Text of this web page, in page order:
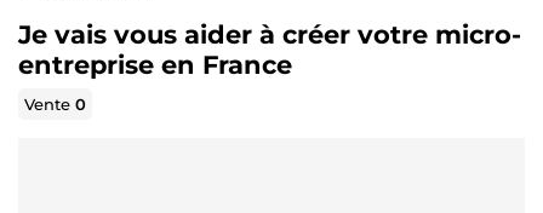
Je vais vous aider à créer votre micro-
entreprise en France
Vente0